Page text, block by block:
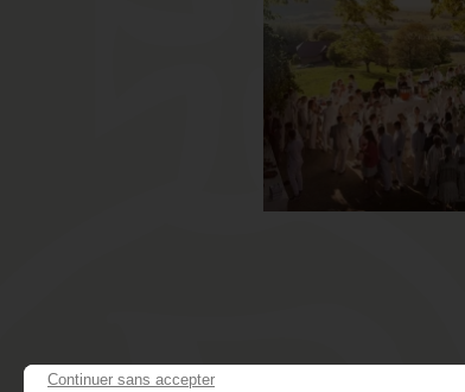
Continuer sans accepter